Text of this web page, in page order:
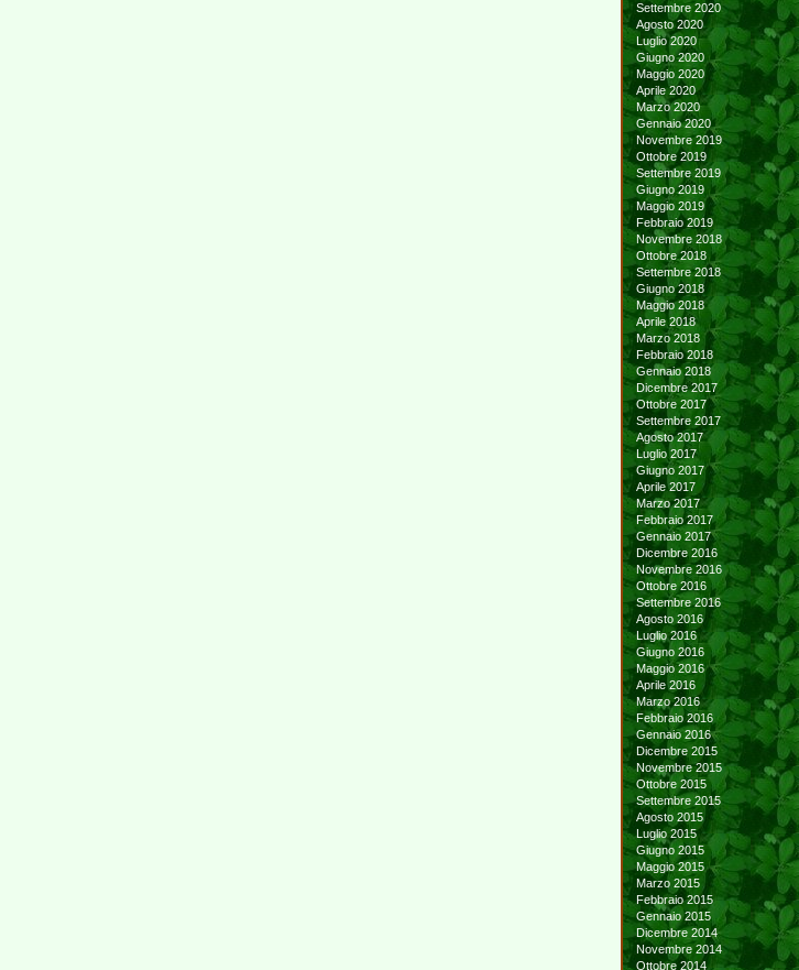
Settembre 2020
Agosto 2020
Luglio 2020
Giugno 2020
Maggio 2020
Aprile 2020
Marzo 2020
Gennaio 2020
Novembre 2019
Ottobre 2019
Settembre 2019
Giugno 2019
Maggio 2019
Febbraio 2019
Novembre 2018
Ottobre 2018
Settembre 2018
Giugno 2018
Maggio 2018
Aprile 2018
Marzo 2018
Febbraio 2018
Gennaio 2018
Dicembre 2017
Ottobre 2017
Settembre 2017
Agosto 2017
Luglio 2017
Giugno 2017
Aprile 2017
Marzo 2017
Febbraio 2017
Gennaio 2017
Dicembre 2016
Novembre 2016
Ottobre 2016
Settembre 2016
Agosto 2016
Luglio 2016
Giugno 2016
Maggio 2016
Aprile 2016
Marzo 2016
Febbraio 2016
Gennaio 2016
Dicembre 2015
Novembre 2015
Ottobre 2015
Settembre 2015
Agosto 2015
Luglio 2015
Giugno 2015
Maggio 2015
Marzo 2015
Febbraio 2015
Gennaio 2015
Dicembre 2014
Novembre 2014
Ottobre 2014